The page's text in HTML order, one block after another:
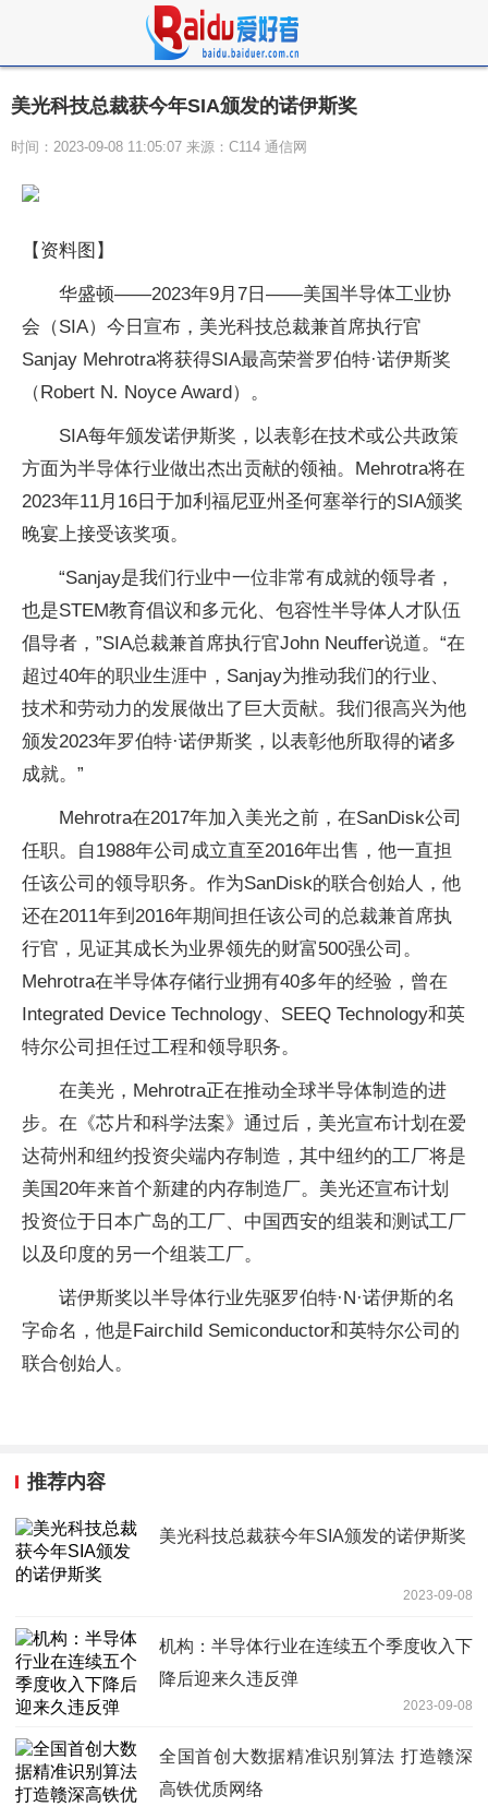
美光科技总裁获今年SIA颁发的诺伊斯奖
时间：2023-09-08 11:05:07 来源：C114 通信网
【资料图】
华盛顿——2023年9月7日——美国半导体工业协
会（SIA）今日宣布，美光科技总裁兼首席执行官
Sanjay Mehrotra将获得SIA最高荣誉罗伯特·诺伊斯奖
（Robert N. Noyce Award）。
SIA每年颁发诺伊斯奖，以表彰在技术或公共政策
方面为半导体行业做出杰出贡献的领袖。Mehrotra将在
2023年11月16日于加利福尼亚州圣何塞举行的SIA颁奖
晚宴上接受该奖项。
“Sanjay是我们行业中一位非常有成就的领导者，
也是STEM教育倡议和多元化、包容性半导体人才队伍
倡导者，”SIA总裁兼首席执行官John Neuffer说道。“在
超过40年的职业生涯中，Sanjay为推动我们的行业、
技术和劳动力的发展做出了巨大贡献。我们很高兴为他
颁发2023年罗伯特·诺伊斯奖，以表彰他所取得的诸多
成就。”
Mehrotra在2017年加入美光之前，在SanDisk公司
任职。自1988年公司成立直至2016年出售，他一直担
任该公司的领导职务。作为SanDisk的联合创始人，他
还在2011年到2016年期间担任该公司的总裁兼首席执
行官，见证其成长为业界领先的财富500强公司。
Mehrotra在半导体存储行业拥有40多年的经验，曾在
Integrated Device Technology、SEEQ Technology和英
特尔公司担任过工程和领导职务。
在美光，Mehrotra正在推动全球半导体制造的进
步。在《芯片和科学法案》通过后，美光宣布计划在爱
达荷州和纽约投资尖端内存制造，其中纽约的工厂将是
美国20年来首个新建的内存制造厂。美光还宣布计划
投资位于日本广岛的工厂、中国西安的组装和测试工厂
以及印度的另一个组装工厂。
诺伊斯奖以半导体行业先驱罗伯特·N·诺伊斯的名
字命名，他是Fairchild Semiconductor和英特尔公司的
联合创始人。
推荐内容
美光科技总裁获今年SIA颁发的诺伊斯奖
2023-09-08
机构：半导体行业在连续五个季度收入下
降后迎来久违反弹
2023-09-08
全国首创大数据精准识别算法 打造赣深
高铁优质网络